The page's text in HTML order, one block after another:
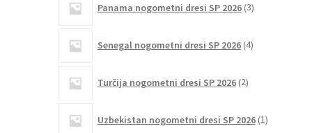
Panama nogometni dresi SP 2026 3izdelki
Senegal nogometni dresi SP 2026 4izdelki
Turčija nogometni dresi SP 2026 2izdelka
Uzbekistan nogometni dresi SP 2026 1izdelek